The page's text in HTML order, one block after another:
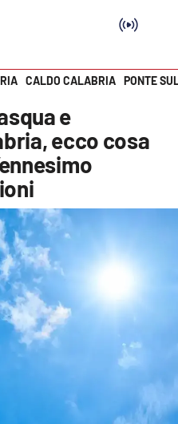
CALDO CALABRIA PONTE
e
ecco cosa